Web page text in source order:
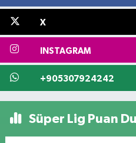
X
INSTAGRAM
+905307924242
Süper Lig Puan